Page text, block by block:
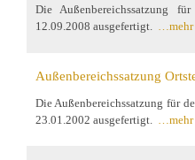
Die Außenbereichssatzung
12.09.2008 ausgefertigt. …mehr
Außenbereichssatzung
Die Außenbereichssatzung für
23.01.2002 ausgefertigt.
…mehr